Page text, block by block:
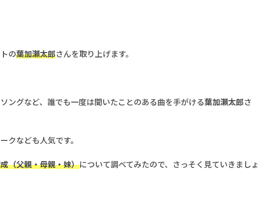
の葉加瀬太郎さんを取り上げます。
ソングなど、誰でも一度は聞いたことのある曲を手がける葉加瀬太郎さ
クなども人気です。
（父親・母親・妹）について調べてみたので、さっそく見ていきましょ